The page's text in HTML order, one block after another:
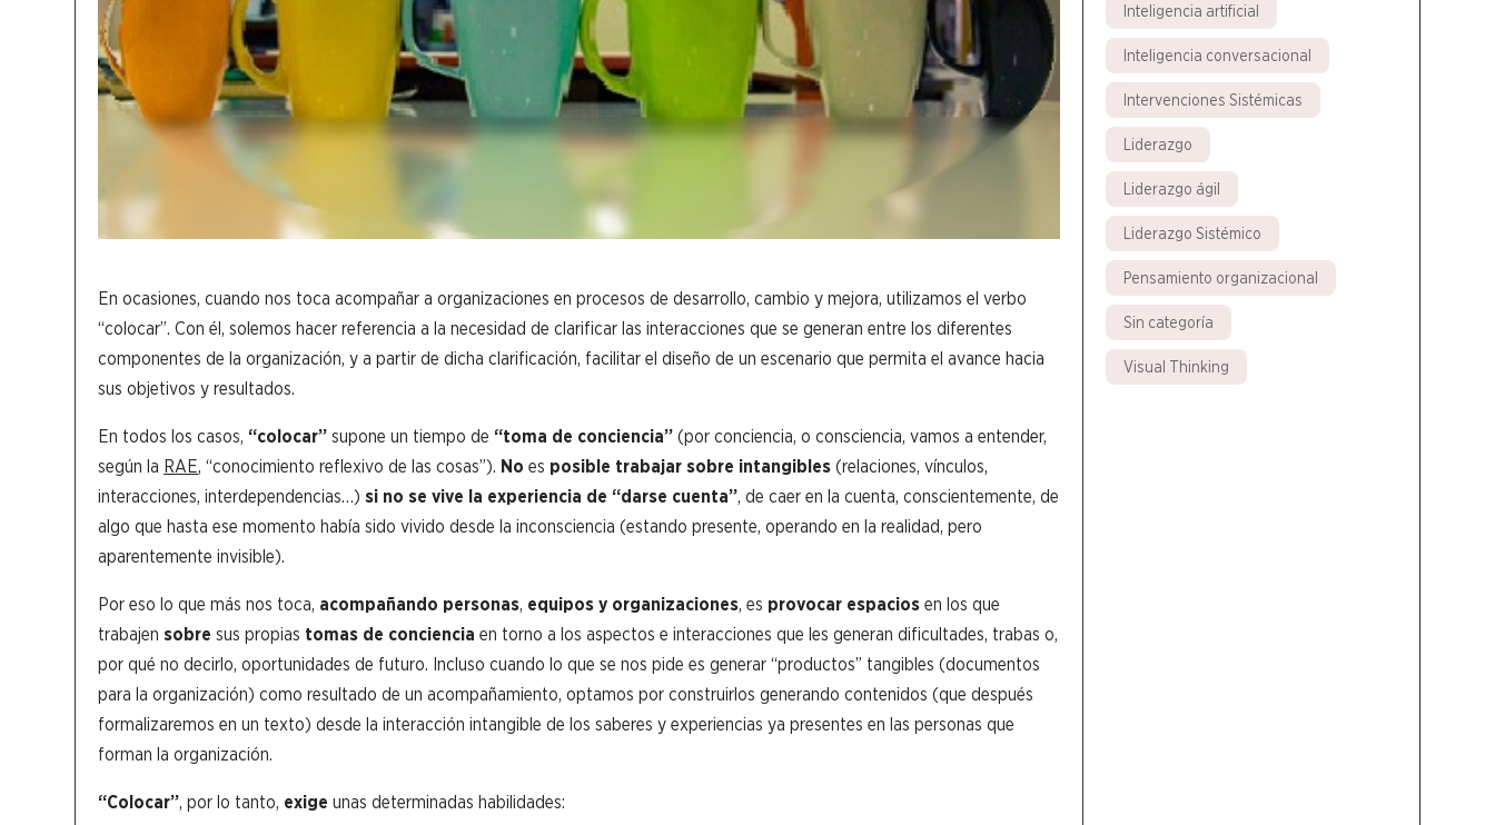
En ocasiones, cuando nos toca acompañar a organizaciones en procesos de desarrollo, cambio y mejora, utilizamos el verbo
“colocar”. Con él, solemos hacer referencia a la necesidad de clarificar las interacciones que se generan entre los diferentes
componentes de la organización, y a partir de dicha clarificación, facilitar el diseño de un escenario que permita el avance hacia
sus objetivos y resultados.
En todos los casos, “colocar” supone un tiempo de “toma de conciencia” (por conciencia, o consciencia, vamos a entender,
según la RAE, “conocimiento reflexivo de las cosas”). No es posible trabajar sobre intangibles (relaciones, vínculos,
interacciones, interdependencias…)si no se vive la experiencia de “darse cuenta”, de caer en la cuenta, conscientemente, de
algo que hasta ese momento había sido vivido desde la inconsciencia (estando presente, operando en la realidad, pero
aparentemente invisible).
Por eso lo que más nos toca, acompañando personas, equipos y organizaciones, es provocar espacios en los que
trabajensobre sus propias tomas de conciencia en torno a los aspectos e interacciones que les generan dificultades, trabas o,
por qué no decirlo, oportunidades de futuro. Incluso cuando lo que se nos pide es generar “productos” tangibles (documentos
para la organización) como resultado de un acompañamiento, optamos por construirlos generando contenidos (que después
formalizaremos en un texto) desde la interacción intangible de los saberes y experiencias ya presentes en las personas que
forman la organización.
“Colocar”, por lo tanto, exige unas determinadas habilidades:
Inteligencia artificial
Inteligencia conversacional
Intervenciones Sistémicas
Liderazgo
Liderazgo ágil
Liderazgo Sistémico
Pensamiento organizacional
Sin categoría
Visual Thinking